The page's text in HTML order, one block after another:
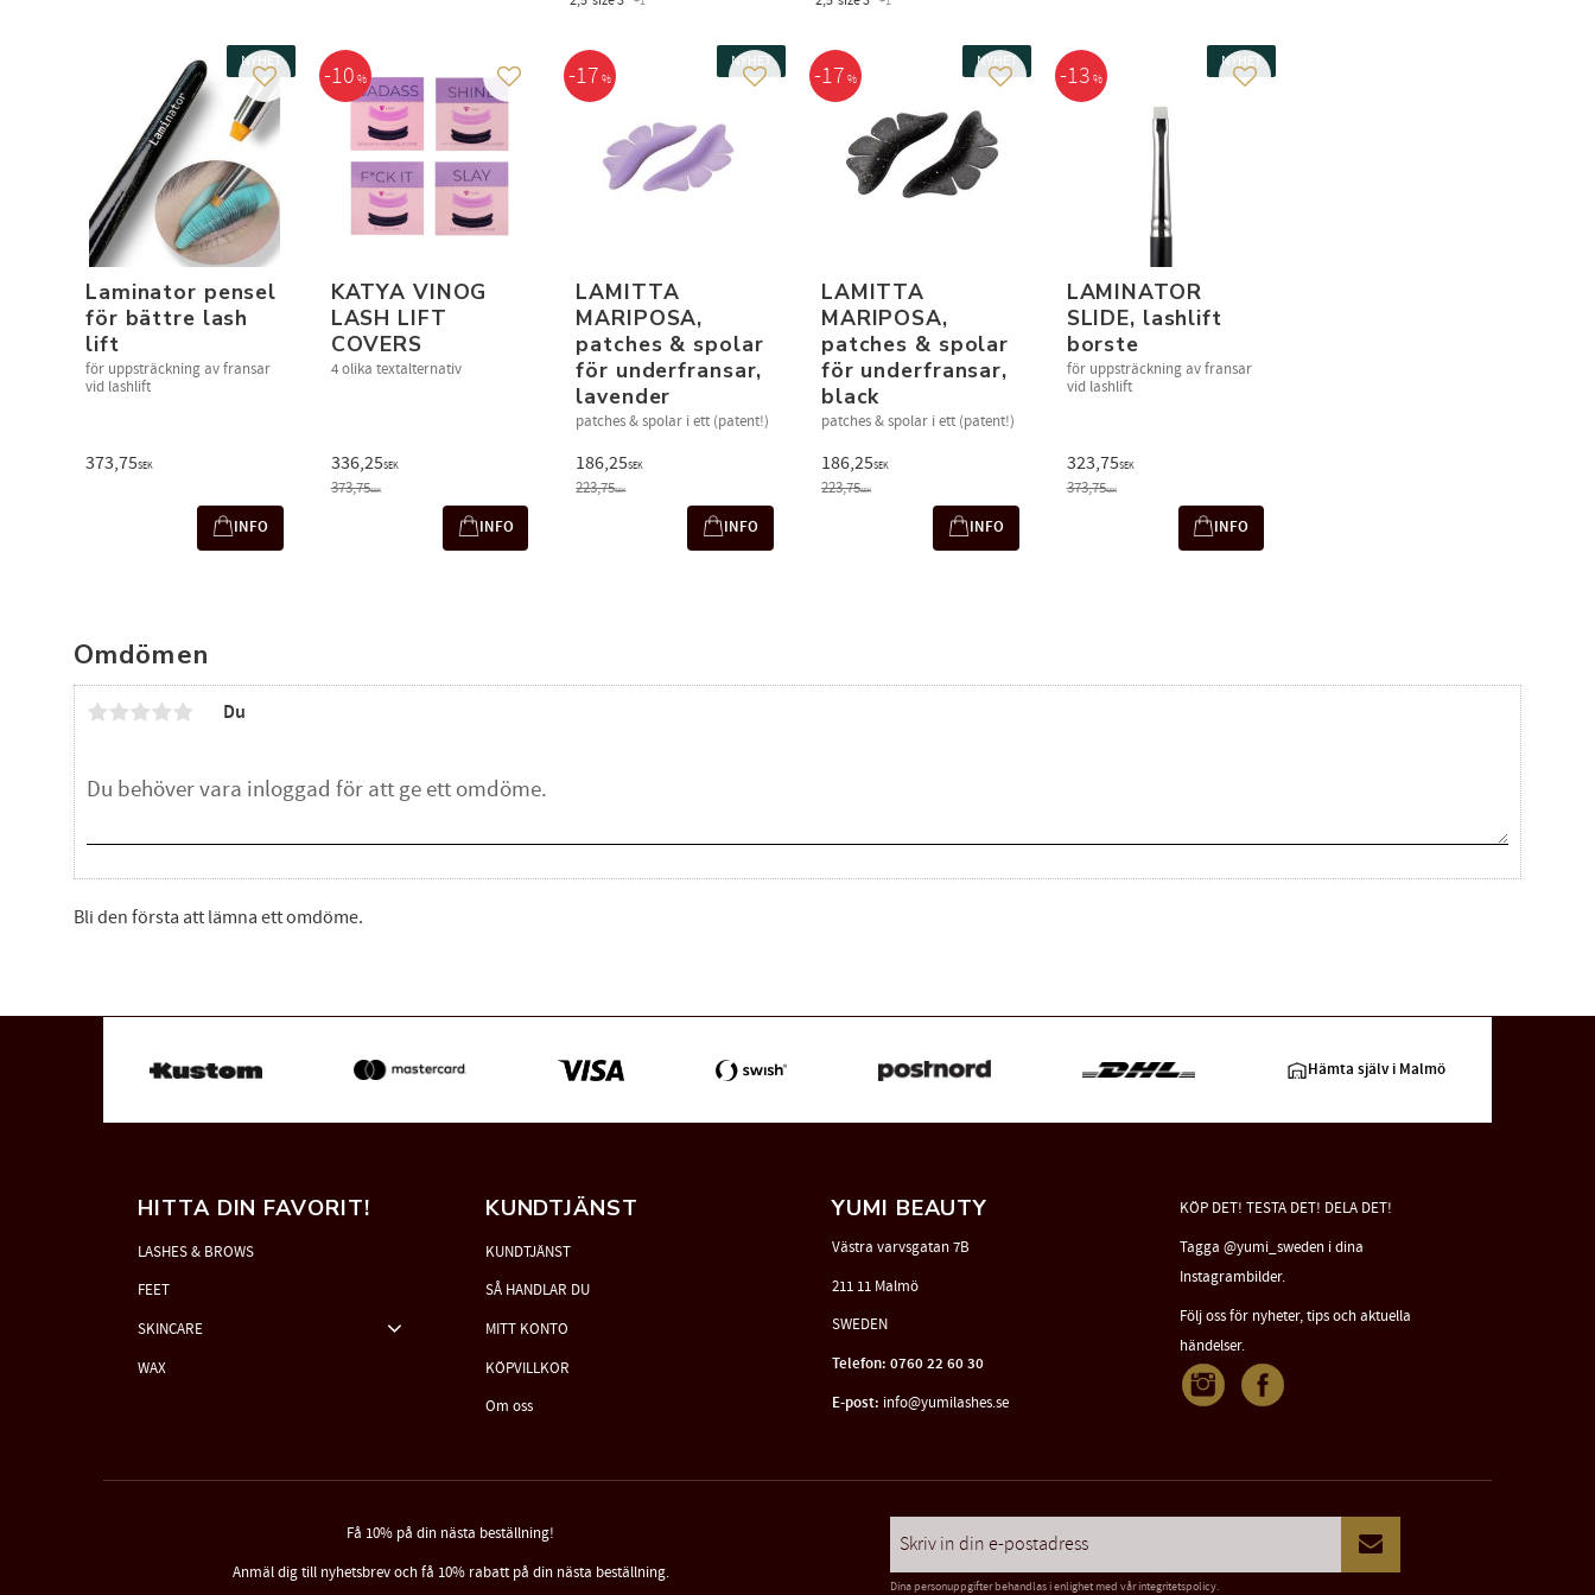
Omdömen
Du
Bli den första att lämna ett omdöme.
Laminator pensel
för bättre lash
lift
för uppsträckning av fransar
vid lashlift
373,75SEK
NYHET
Lägg till i favoriter
INFO
KATYA VINOG
LASH LIFT
COVERS
4 olika textalternativ
336,25SEK
373,75SEK
10 % Lägg till i favoriter
INFO
LAMITTA
MARIPOSA,
patches & spolar
för underfransar,
lavender
patches & spolar i ett (patent!)
186,25SEK
223,75SEK
17 %
NYHET
Lägg till i favoriter
INFO
LAMITTA
MARIPOSA,
patches & spolar
för underfransar,
black
patches & spolar i ett (patent!)
186,25SEK
223,75SEK
17 %
NYHET
Lägg till i favoriter
INFO
LAMINATOR
SLIDE, lashlift
borste
för uppsträckning av fransar
vid lashlift
323,75SEK
373,75SEK
13 %
NYHET
Lägg till i favoriter
INFO
Hämta själv i Malmö
HITTA DIN FAVORIT!
LASHES & BROWS
FEET
SKINCARE
WAX
KUNDTJÄNST
KUNDTJÄNST
SÅ HANDLAR DU
MITT KONTO
KÖPVILLKOR
Om oss
YUMI BEAUTY
Västra varvsgatan 7B
211 11 Malmö
SWEDEN
Telefon: 0760 22 60 30
E-post: info@yumilashes.se
KÖP DET! TESTA DET! DELA DET!
Tagga @yumi_sweden i dina
Instagrambilder.
Följ oss för nyheter, tips och aktuella
händelser.
Få 10% på din nästa beställning!
Anmäl dig till nyhetsbrev och få 10% rabatt på din nästa beställning.
Dina personuppgifter behandlas i enlighet med vårintegritetspolicy.